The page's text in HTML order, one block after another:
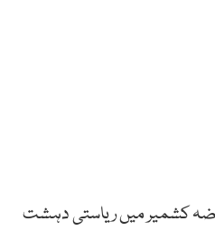
کشمیر میں ریاستی دہشت